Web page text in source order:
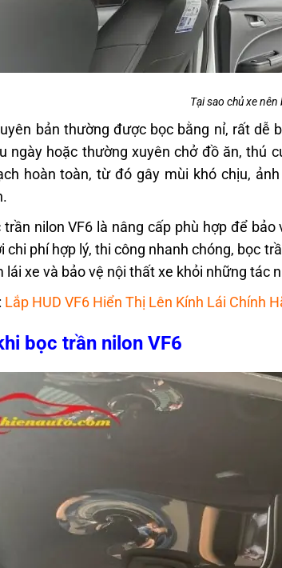
Tại sao chủ xe
bản thường được bọc bằng nỉ, rất
ngày hoặc thường xuyên chở đồ ăn, thú
hoàn toàn, từ đó gây mùi khó chịu,
trần nilon VF6 là nâng cấp phù hợp để
chi phí hợp lý, thi công nhanh chóng, bọc
lái xe và bảo vệ nội thất xe khỏi những tác
Lắp HUD VF6 Hiển Thị Lên Kính Lái Chính
bọc trần nilon VF6